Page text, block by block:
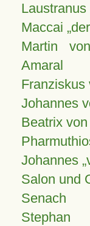
Laustranus
Maccai
Martin
Amaral
Franziskus
Johannes
Beatrix
Johannes
Salon und
Senach
Stephan